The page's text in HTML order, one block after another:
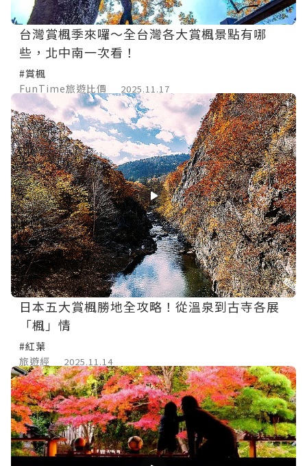
台灣賞楓季來囉～全台灣各大賞楓景點有哪
些，北中南一次看！
#賞楓
FunTime旅遊比價
2025.11.17
日本五大賞楓勝地全攻略！從溫泉到古寺各展
「楓」情
#紅葉
旅遊經
2025.11.14